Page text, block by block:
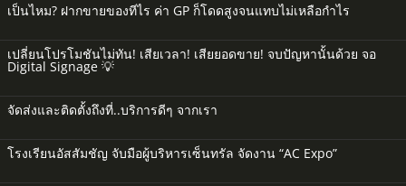
เป็นไหม? ฝากขายของทีไร ค่า GP ก็โดดสูงจนแทบไม่เหลือกำไร
เปลี่ยนโปรโมชันไม่ทัน! เสียเวลา! เสียยอดขาย! จบปัญหานั้นด้วย จอ
Digital Signage 💡
จัดส่งและติดตั้งถึงที่..บริการดีๆ จากเรา
โรงเรียนอัสสัมชัญ จับมือผู้บริหารเซ็นทรัล จัดงาน “AC Expo”